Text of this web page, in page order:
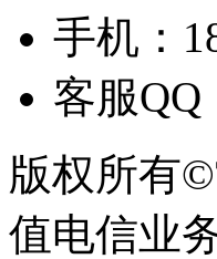
手机：
客服QQ
版权所有
值电信业